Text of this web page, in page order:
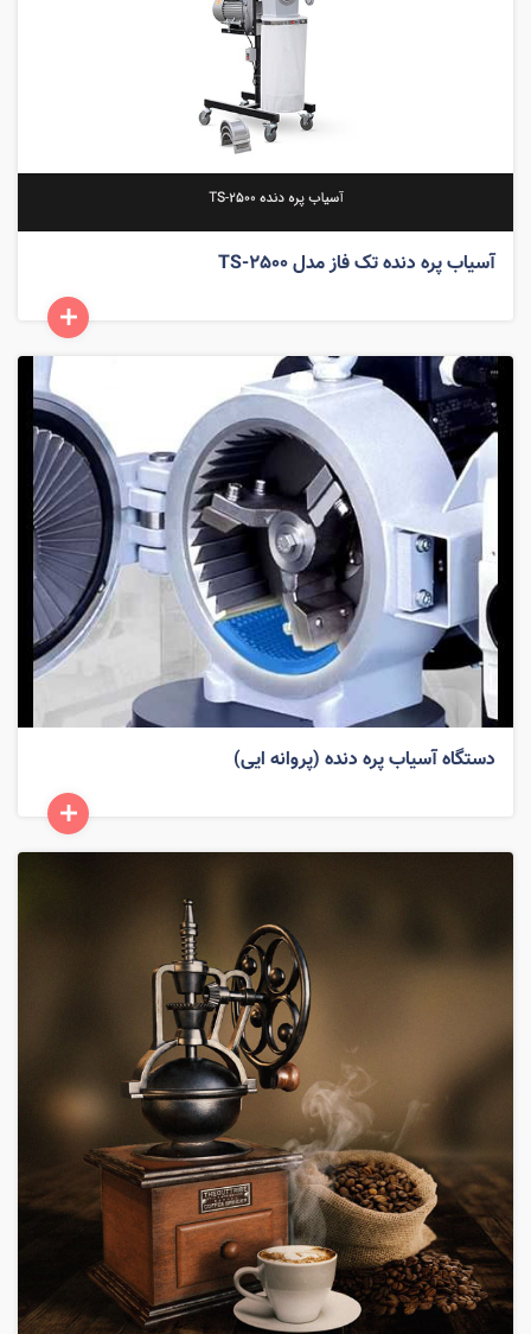
آسیاب پره دنده تک فاز مدل TS-2500
دستگاه آسیاب پره دنده (پروانه ایی)